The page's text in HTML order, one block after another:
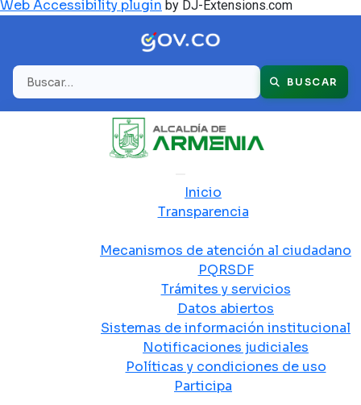
Web Accessibility plugin by DJ-Extensions.com
Buscar BUSCAR
Inicio
Transparencia
Mecanismos de atención al ciudadano
PQRSDF
Trámites y servicios
Datos abiertos
Sistemas de información institucional
Notificaciones judiciales
Políticas y condiciones de uso
Participa